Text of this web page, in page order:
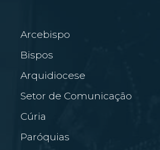
Arcebispo
Bispos
Arquidiocese
Setor de Comunicação
Cúria
Paróquias